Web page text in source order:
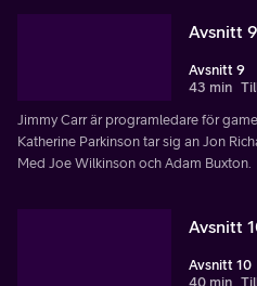
Avsnitt 9
Avsnitt 9
43 min
Jimmy Carr är programledare för
Katherine Parkinson tar sig an Jon
Med Joe Wilkinson och Adam Buxton.
Avsnitt
Avsnitt 10
40 min